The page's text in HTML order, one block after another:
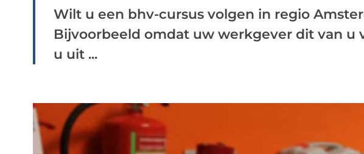
Wilt u een bhv-cursus volgen in regio
Bijvoorbeeld omdat uw werkgever dit van u
u uit ...